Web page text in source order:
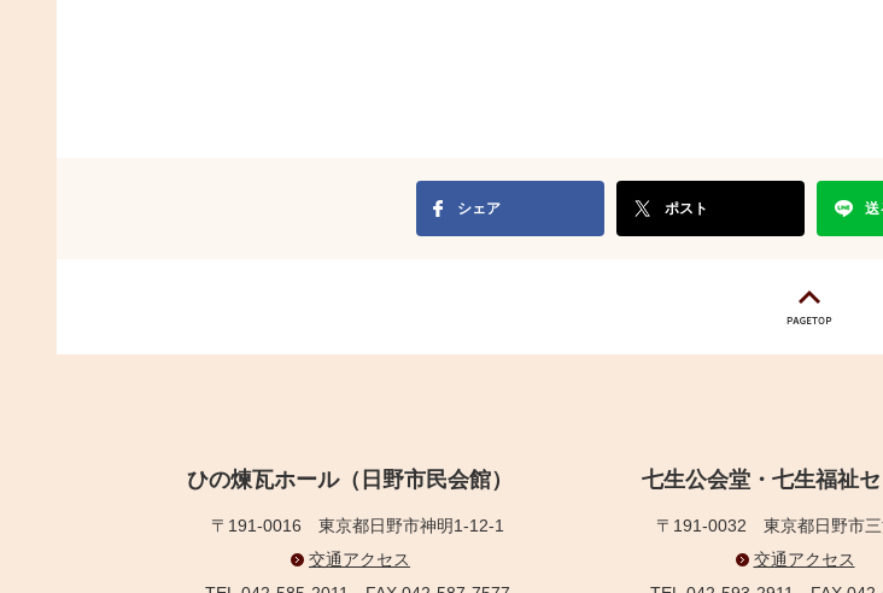
シェア ポスト 送
ひの煉瓦ホール（日野市民会館）
〒191-0016 東京都日野市神明1-12-1
交通アクセス
七生公会堂・七生福祉
〒191-0032 東京都日野市
交通アクセス